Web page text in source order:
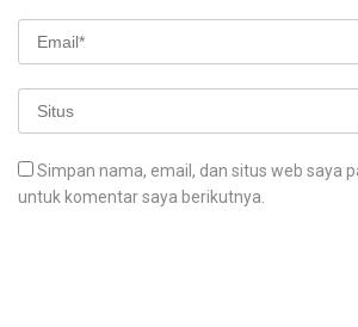
Simpan nama, email, dan situs web saya
untuk komentar saya berikutnya.